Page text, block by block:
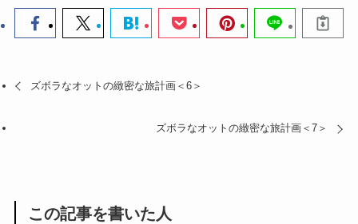
ズボラなオットの緻密な旅計画＜6＞
ズボラなオットの緻密な旅計画＜7＞
この記事を書いた人